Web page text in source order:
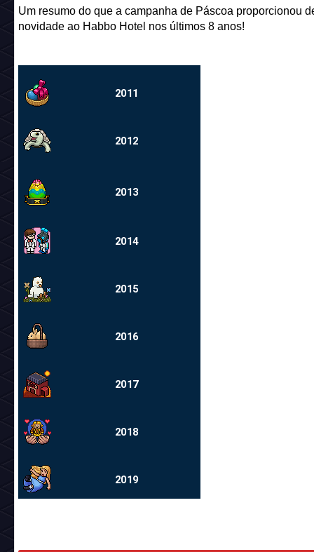
Um resumo do que a campanha de Páscoa proporcionou
novidade ao Habbo Hotel nos últimos 8 anos!
2011
2012
2013
2014
2015
2016
2017
2018
2019